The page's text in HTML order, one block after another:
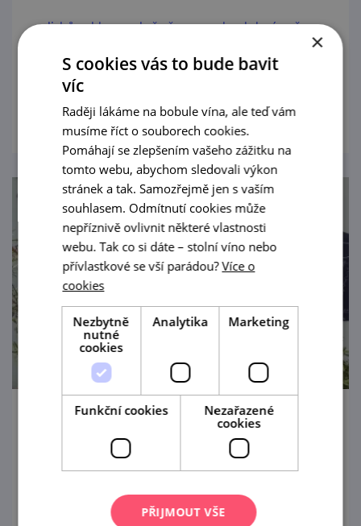
Jirkův sklep srdečně zve na hudební večer
pizzy.
prohlédnout
Léto v Jirkově sklepě: Honza Tkadlec
Jirkův sklep srdečně zve na hudební večer
při skleničce dobrého vína.
×
S cookies vás to bude bavit
víc
Raději lákáme na bobule vína, ale teď vám
musíme říct o souborech cookies.
Pomáhají se zlepšením vašeho zážitku na
tomto webu, abychom sledovali výkon
stránek a tak. Samozřejmě jen s vaším
souhlasem. Odmítnutí cookies může
nepříznivě ovlivnit některé vlastnosti
webu. Tak co si dáte – stolní víno nebo
přívlastkové se vší parádou?Více o
cookies
Nezbytně
nutné
cookies
Analytika Marketing
Funkční cookies
Nezařazené
cookies
PŘIJMOUT VŠE